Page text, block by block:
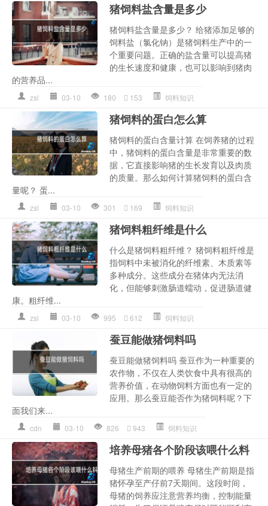
猪饲料盐含量是多少
猪饲料盐含量是多少？ 给猪添加足够的
饲料盐（氯化钠）是猪饲料生产中的一
个重要问题。正确的盐含量可以提高猪
的生长速度和健康，也可以影响到猪肉
的营养品...
zsl 03-10 180 153 饲料知识
猪饲料的蛋白怎么算
猪饲料的蛋白含量计算 在饲养猪的过程
中，猪饲料的蛋白含量是非常重要的数
据，它直接影响猪的生长发育以及肉质
的质量。那么如何计算猪饲料的蛋白含
量呢？ 蛋...
zsl 03-10 301 169 饲料知识
猪饲料粗纤维是什么
什么是猪饲料粗纤维？ 猪饲料粗纤维是
指饲料中未被消化的纤维素、木质素等
多种成分。这些成分在猪体内无法消
化，但能够刺激肠道蠕动，促进肠道健
康。粗纤维...
zsl 03-10 995 612 饲料知识
蚕豆能做猪饲料吗
蚕豆能做猪饲料吗 蚕豆作为一种重要的
农作物，不仅在人类饮食中具有很高的
营养价值，在动物饲料方面也有一定的
应用。那么蚕豆能否作为猪饲料呢？下
面我们来...
cdn 03-10 826 943 饲料知识
培养母猪各个阶段该喂什么料
母猪生产前期的喂养 母猪生产前期是指
猪怀孕至产仔前7天期间。这段时间，
母猪的饲养应注意营养均衡，控制能量